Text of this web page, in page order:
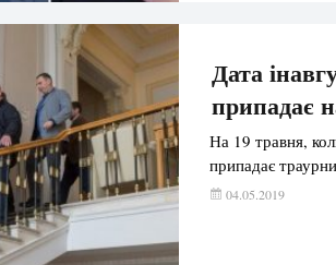
Дата
припадає
На 19 травня,
припадає
04.05.2019